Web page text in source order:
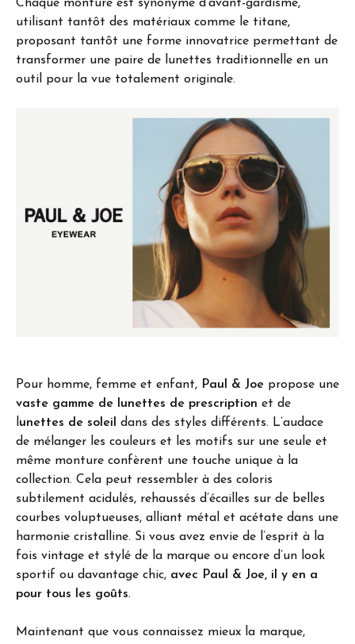
Chaque monture est synonyme d’avant-gardisme,
utilisant tantôt des matériaux comme le titane,
proposant tantôt une forme innovatrice permettant de
transformer une paire de lunettes traditionnelle en un
outil pour la vue totalement originale.
Pour homme, femme et enfant, Paul & Joe propose une
vaste gamme de lunettes de prescription et de
lunettes de soleil dans des styles différents. L’audace
de mélanger les couleurs et les motifs sur une seule et
même monture confèrent une touche unique à la
collection. Cela peut ressembler à des coloris
subtilement acidulés, rehaussés d’écailles sur de belles
courbes voluptueuses, alliant métal et acétate dans une
harmonie cristalline. Si vous avez envie de l’esprit à la
fois vintage et stylé de la marque ou encore d’un look
sportif ou davantage chic, avec Paul & Joe, il y en a
pour tous les goûts.
Maintenant que vous connaissez mieux la marque,